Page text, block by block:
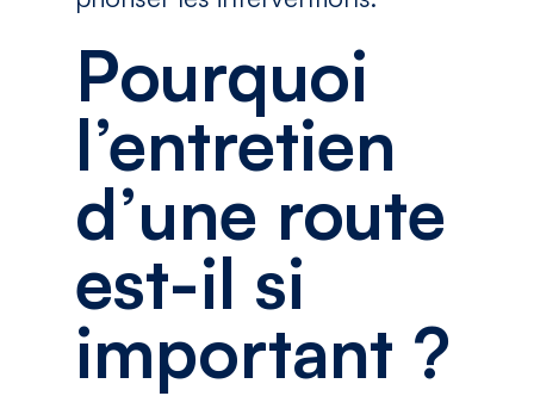
Pourquoi
l’entretien
d’une route
est-il si
important ?